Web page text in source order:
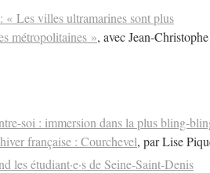
« Les villes ultramarines sont plus
métropolitaines », avec Jean-Christophe
soi : immersion dans la plus bling-
française : Courchevel, par Lise
les étudiant·e·s de Seine-Saint-Denis